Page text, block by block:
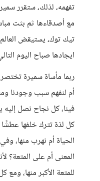
تفهمه، لذلك، ستقرر
مع أصدقاءها ثم بثت
تيك توك، يستيقض
ايجادها صباح اليوم
ربما مأساة سميرة
أم لنفهم سبب وجودنا
فينا، كل نجاح نصل
كل لذة تترك خلفها
الحياة أم نهرب منها،
المعنى أم على المتعة؟
للمتعة الأكبر منها،